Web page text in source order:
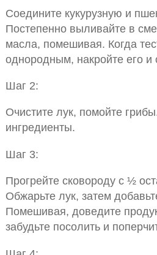
Соедините кукурузную и
Постепенно выливайте в
масла, помешивая. Когда
однородным, накройте его и
Шаг 2:
Очистите лук, помойте
ингредиенты.
Шаг 3:
Прогрейте сковороду с ½
Обжарьте лук, затем
Помешивая, доведите
забудьте посолить и